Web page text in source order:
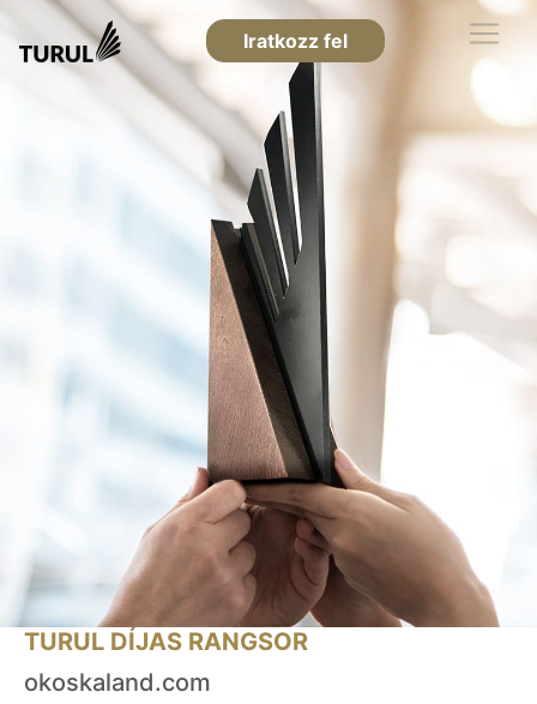
Iratkozz fel
TURUL DÍJAS RANGSOR
okoskaland.com